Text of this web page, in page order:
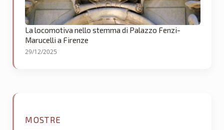
La locomotiva nello stemma di Palazzo Fenzi-
Marucelli a Firenze
29/12/2025
MOSTRE